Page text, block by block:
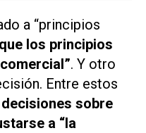
a “principios
los principios
. Y otro
Entre estos
sobre
a “la